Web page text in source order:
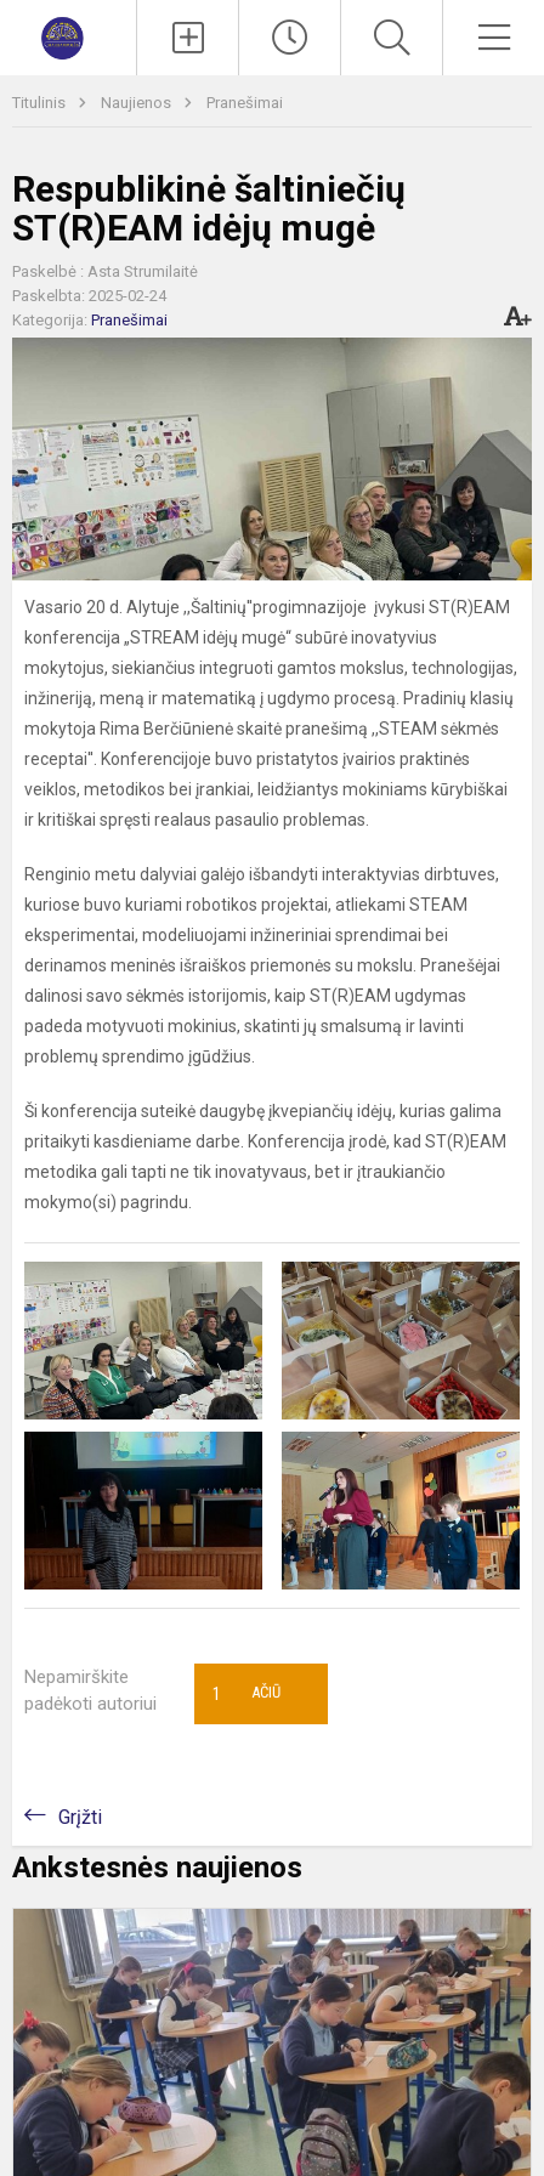
Titulinis Naujienos Pranešimai
Respublikinė šaltiniečių
ST(R)EAM idėjų mugė
Paskelbė : Asta Strumilaitė
Paskelbta: 2025-02-24
Kategorija: Pranešimai
Vasario 20 d. Alytuje ,,Šaltinių''progimnazijoje įvykusi ST(R)EAM
konferencija „STREAM idėjų mugė“ subūrė inovatyvius
mokytojus, siekiančius integruoti gamtos mokslus, technologijas,
inžineriją, meną ir matematiką į ugdymo procesą. Pradinių klasių
mokytoja Rima Berčiūnienė skaitė pranešimą ,,STEAM sėkmės
receptai''. Konferencijoje buvo pristatytos įvairios praktinės
veiklos, metodikos bei įrankiai, leidžiantys mokiniams kūrybiškai
ir kritiškai spręsti realaus pasaulio problemas.
Renginio metu dalyviai galėjo išbandyti interaktyvias dirbtuves,
kuriose buvo kuriami robotikos projektai, atliekami STEAM
eksperimentai, modeliuojami inžineriniai sprendimai bei
derinamos meninės išraiškos priemonės su mokslu. Pranešėjai
dalinosi savo sėkmės istorijomis, kaip ST(R)EAM ugdymas
padeda motyvuoti mokinius, skatinti jų smalsumą ir lavinti
problemų sprendimo įgūdžius.
Ši konferencija suteikė daugybę įkvepiančių idėjų, kurias galima
pritaikyti kasdieniame darbe. Konferencija įrodė, kad ST(R)EAM
metodika gali tapti ne tik inovatyvaus, bet ir įtraukiančio
mokymo(si) pagrindu.
Nepamirškite
padėkoti autoriui
AČIŪ
1
Grįžti
Ankstesnės naujienos